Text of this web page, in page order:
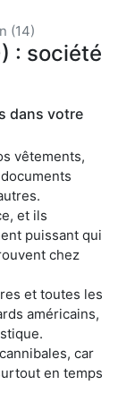
(14)
: société
dans votre
vêtements,
et ils
puissant qui
chez
et toutes les
américains,
car
en temps